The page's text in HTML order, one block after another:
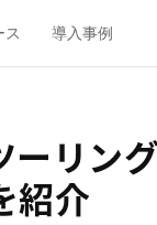
ス 導入事例
リン
紹介